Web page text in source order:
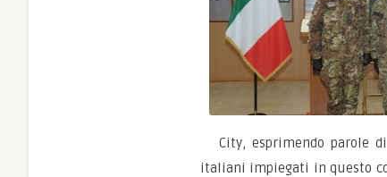
City, esprimendo parole
italiani impiegati in questo